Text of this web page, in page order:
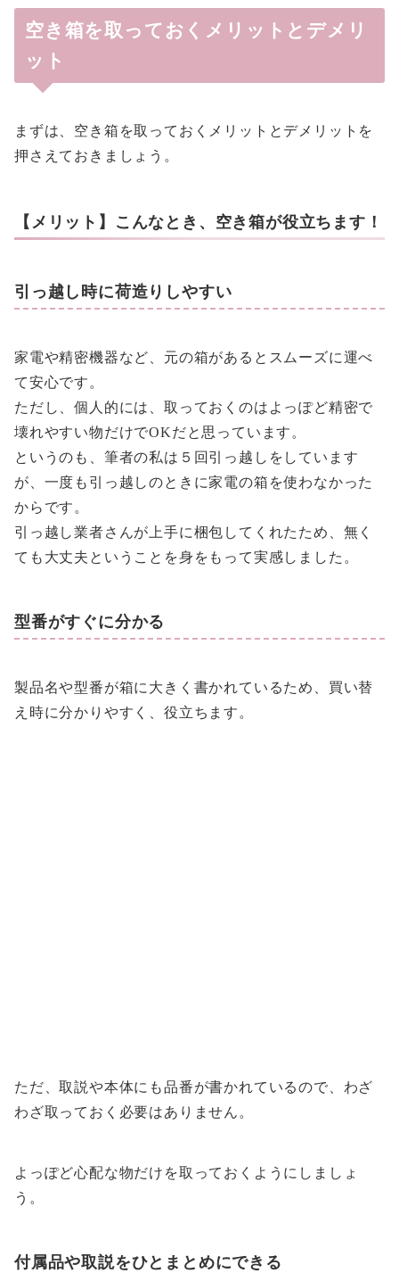
空き箱を取っておくメリットとデメリ
ット
まずは、空き箱を取っておくメリットとデメリットを
押さえておきましょう。
【メリット】こんなとき、空き箱が役立ちます！
引っ越し時に荷造りしやすい
家電や精密機器など、元の箱があるとスムーズに運べ
て安心です。
ただし、個人的には、取っておくのはよっぽど精密で
壊れやすい物だけでOKだと思っています。
というのも、筆者の私は５回引っ越しをしています
が、一度も引っ越しのときに家電の箱を使わなかった
からです。
引っ越し業者さんが上手に梱包してくれたため、無く
ても大丈夫ということを身をもって実感しました。
型番がすぐに分かる
製品名や型番が箱に大きく書かれているため、買い替
え時に分かりやすく、役立ちます。
ただ、取説や本体にも品番が書かれているので、わざ
わざ取っておく必要はありません。
よっぽど心配な物だけを取っておくようにしましょ
う。
付属品や取説をひとまとめにできる